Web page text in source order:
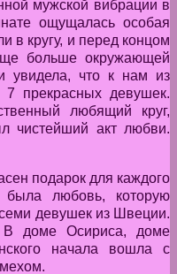
мужской вибрации в
ощущалась особая
в кругу, и перед концом
больше окружающей
увидела, что к нам из
7 прекрасных девушек.
любящий круг,
чистейший акт любви.
подарок для каждого
была любовь, которую
девушек из Швеции.
В доме Осириса, доме
начала вошла с